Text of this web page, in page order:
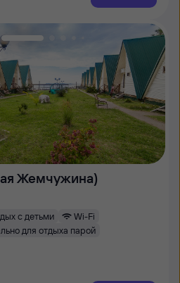
Жемчужина)
с детьми
Wi-Fi
для отдыха парой